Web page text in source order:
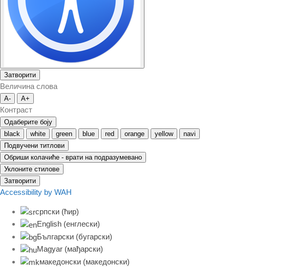
Затворити
Величина слова
A- A+
Контраст
Одаберите боју
black
white green blue red orange yellow
navi
Подвучени титлови
Обриши колачиће - врати на подразумевано
Уклоните стилове
Затворити
Accessibility by WAH
српски (ћир)
English (енглески)
Български (бугарски)
Magyar (мађарски)
македонски (македонски)